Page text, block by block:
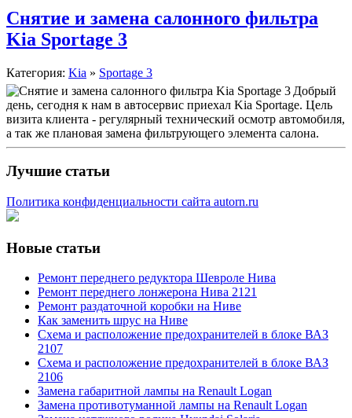
Снятие и замена салонного фильтра
Kia Sportage 3
Категория: Kia » Sportage 3
Добрый
день, сегодня к нам в автосервис приехал Kia Sportage. Цель
визита клиента - регулярный технический осмотр автомобиля,
а так же плановая замена фильтрующего элемента салона.
Лучшие статьи
Политика конфиденциальности сайта autorn.ru
Новые статьи
Ремонт переднего редуктора Шевроле Нива
Ремонт переднего лонжерона Нива 2121
Ремонт раздаточной коробки на Ниве
Как заменить шрус на Ниве
Схема и расположение предохранителей в блоке ВАЗ
2107
Схема и расположение предохранителей в блоке ВАЗ
2106
Замена габаритной лампы на Renault Logan
Замена противотуманной лампы на Renault Logan